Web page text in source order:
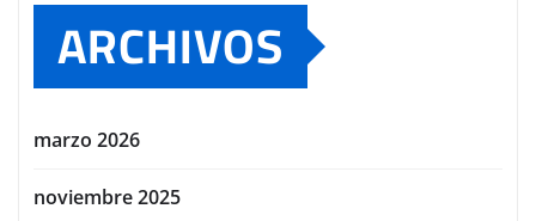
ARCHIVOS
marzo 2026
noviembre 2025